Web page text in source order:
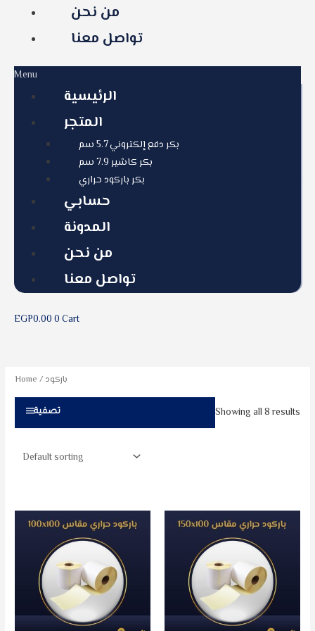
من نحن
تواصل معنا
Menu
الرئيسية
المتجر
بكر دفع إلكتروني 5.7 سم
بكر كاشير 7.9 سم
بكر باركود حراري
حسابي
المدونة
من نحن
تواصل معنا
EGP0.000Cart
Home / باركود
تصفية Showing all 8 results